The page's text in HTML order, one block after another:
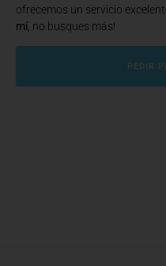
ofrecemos un servicio
mí , no busques más!
PEDIR